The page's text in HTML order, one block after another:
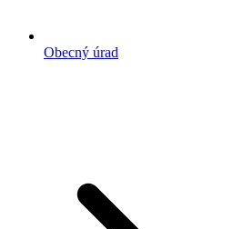
Obecný úrad